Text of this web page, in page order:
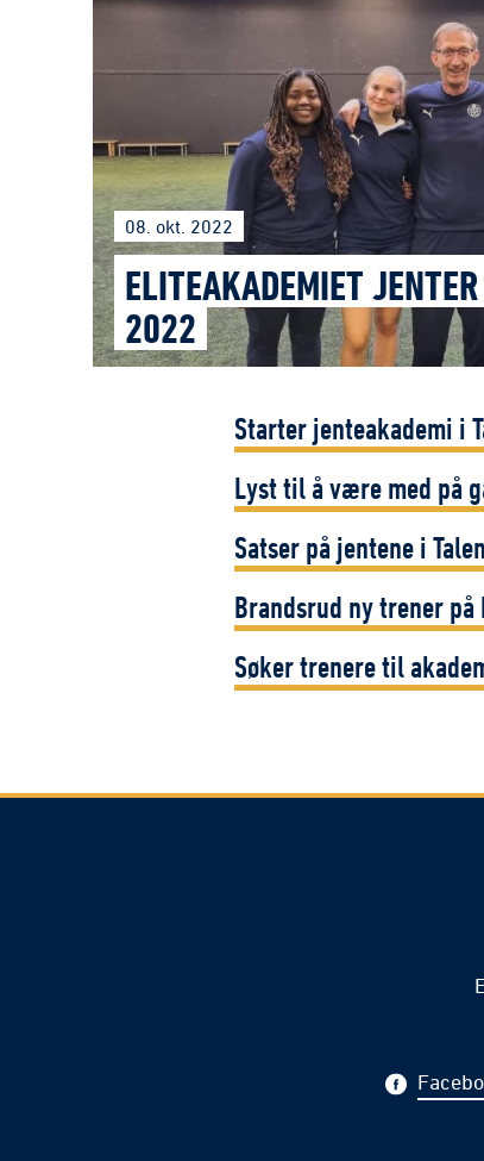
08. okt. 2022
ELITEAKADEMIET
2022
Starter jenteakademi i
Lyst til å være med på
Satser på jentene i
Brandsrud ny trener
Søker trenere til